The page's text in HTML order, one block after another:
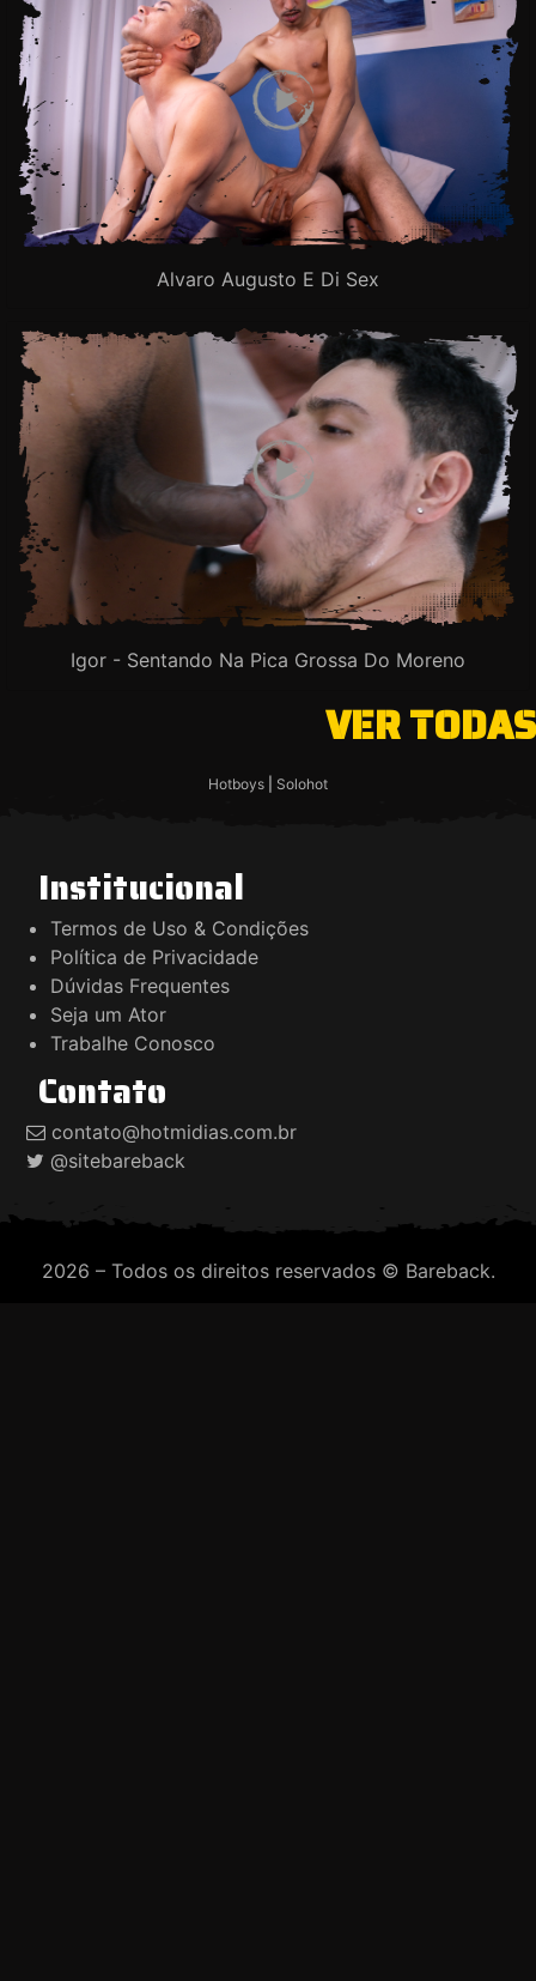
Alvaro Augusto E Di Sex
Igor - Sentando Na Pica Grossa Do Moreno
VER TODAS
Hotboys Solohot
Institucional
Termos de Uso & Condições
Política de Privacidade
Dúvidas Frequentes
Seja um Ator
Trabalhe Conosco
Contato
contato@hotmidias.com.br
@sitebareback
2026 – Todos os direitos reservados © Bareback.